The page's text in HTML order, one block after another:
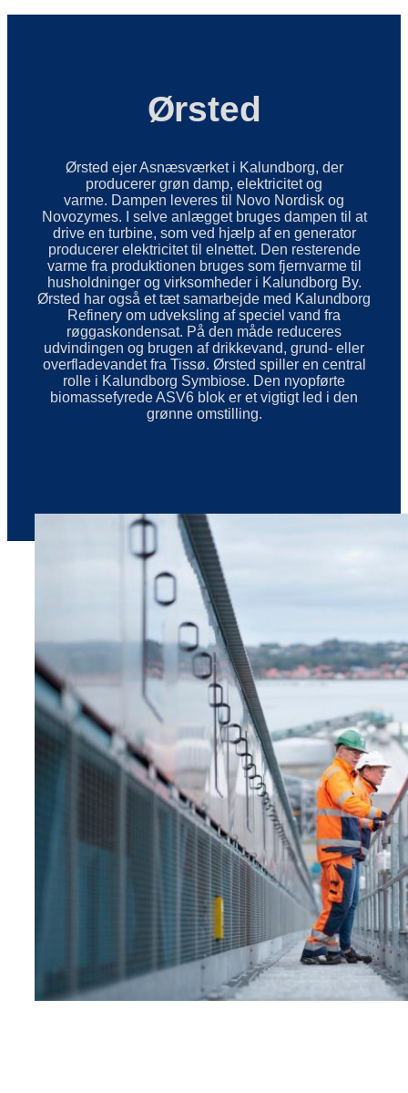
Ørsted
Ørsted ejer Asnæsværket i Kalundborg, der
producerer grøn damp, elektricitet og
varme. Dampen leveres til Novo Nordisk og
Novozymes. I selve anlægget bruges dampen til at
drive en turbine, som ved hjælp af en generator
producerer elektricitet til elnettet. Den resterende
varme fra produktionen bruges som fjernvarme til
husholdninger og virksomheder i Kalundborg By.
Ørsted har også et tæt samarbejde med Kalundborg
Refinery om udveksling af speciel vand fra
røggaskondensat. På den måde reduceres
udvindingen og brugen af drikkevand, grund- eller
overfladevandet fra Tissø. Ørsted spiller en central
rolle i Kalundborg Symbiose. Den nyopførte
biomassefyrede ASV6 blok er et vigtigt led i den
grønne omstilling.